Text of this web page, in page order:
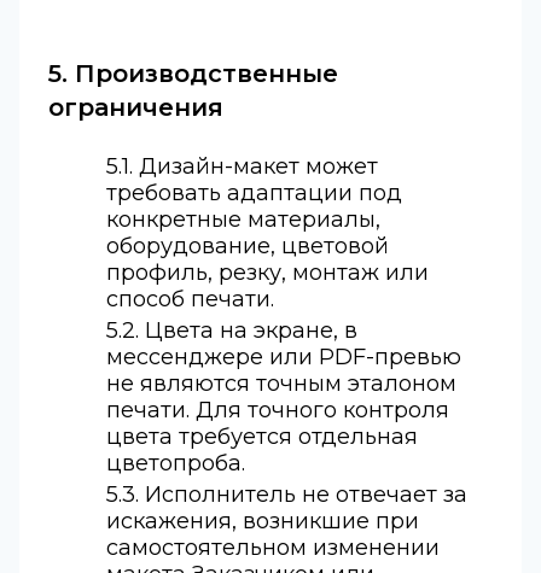
5. Производственные
ограничения
5.1. Дизайн-макет может
требовать адаптации под
конкретные материалы,
оборудование, цветовой
профиль, резку, монтаж или
способ печати.
5.2. Цвета на экране, в
мессенджере или PDF-превью
не являются точным эталоном
печати. Для точного контроля
цвета требуется отдельная
цветопроба.
5.3. Исполнитель не отвечает за
искажения, возникшие при
самостоятельном изменении